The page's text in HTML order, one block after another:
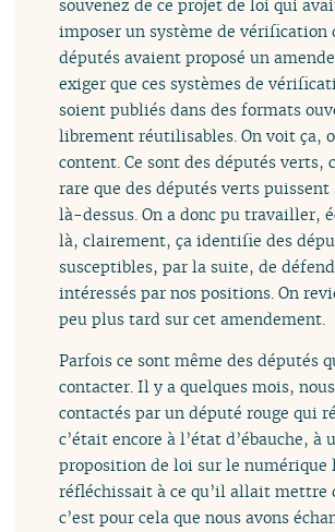
souvenez de ce projet de loi qui
imposer un système de vérification
députés avaient proposé un
exiger que ces systèmes de
soient publiés dans des formats
librement réutilisables. On voit ça,
content. Ce sont des députés verts,
rare que des députés verts puissent
là-dessus. On a donc pu travailler,
là, clairement, ça identifie des
susceptibles, par la suite, de
intéressés par nos positions. On
peu plus tard sur cet amendement.
Parfois ce sont même des députés
contacter. Il y a quelques mois,
contactés par un député rouge qui
c’était encore à l’état d’ébauche, à
proposition de loi sur le numérique
réfléchissait à ce qu’il allait mettre
c’est pour cela que nous avons